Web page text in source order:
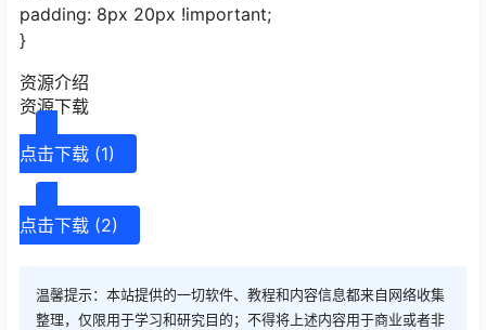
padding: 8px 20px !important;
}
资源介绍
资源下载
点击下载 (1)
点击下载 (2)
温馨提示：本站提供的一切软件、教程和内容信息都来自网络收集
整理，仅限用于学习和研究目的；不得将上述内容用于商业或者非